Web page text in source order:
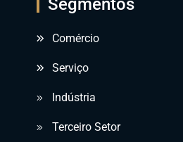
Segmentos
Comércio
Serviço
Indústria
Terceiro Setor